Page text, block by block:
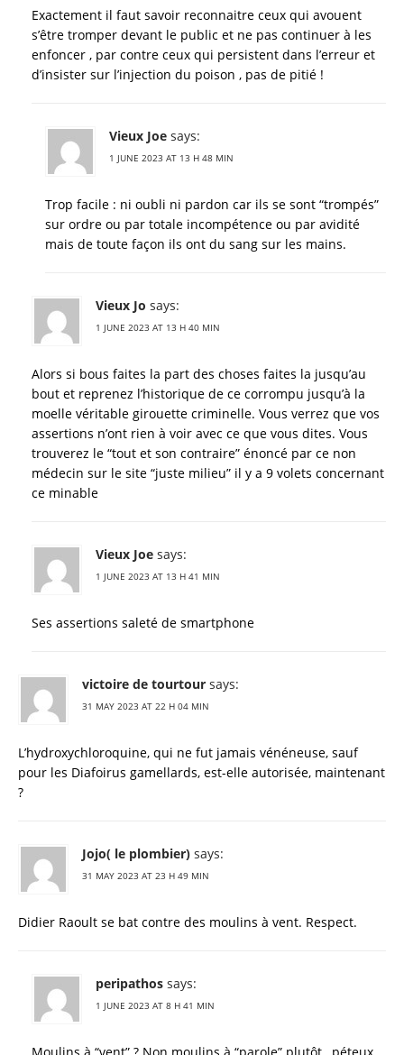
Exactement il faut savoir reconnaitre ceux qui avouent
s’être tromper devant le public et ne pas continuer à les
enfoncer , par contre ceux qui persistent dans l’erreur et
d’insister sur l’injection du poison , pas de pitié !
Vieux Joe says:
1 JUNE 2023 AT 13 H 48 MIN
Trop facile : ni oubli ni pardon car ils se sont “trompés”
sur ordre ou par totale incompétence ou par avidité
mais de toute façon ils ont du sang sur les mains.
Vieux Jo says:
1 JUNE 2023 AT 13 H 40 MIN
Alors si bous faites la part des choses faites la jusqu’au
bout et reprenez l’historique de ce corrompu jusqu’à la
moelle véritable girouette criminelle. Vous verrez que vos
assertions n’ont rien à voir avec ce que vous dites. Vous
trouverez le “tout et son contraire” énoncé par ce non
médecin sur le site “juste milieu” il y a 9 volets concernant
ce minable
Vieux Joe says:
1 JUNE 2023 AT 13 H 41 MIN
Ses assertions saleté de smartphone
victoire de tourtour says:
31 MAY 2023 AT 22 H 04 MIN
L’hydroxychloroquine, qui ne fut jamais vénéneuse, sauf
pour les Diafoirus gamellards, est-elle autorisée, maintenant
?
Jojo( le plombier) says:
31 MAY 2023 AT 23 H 49 MIN
Didier Raoult se bat contre des moulins à vent. Respect.
peripathos says:
1 JUNE 2023 AT 8 H 41 MIN